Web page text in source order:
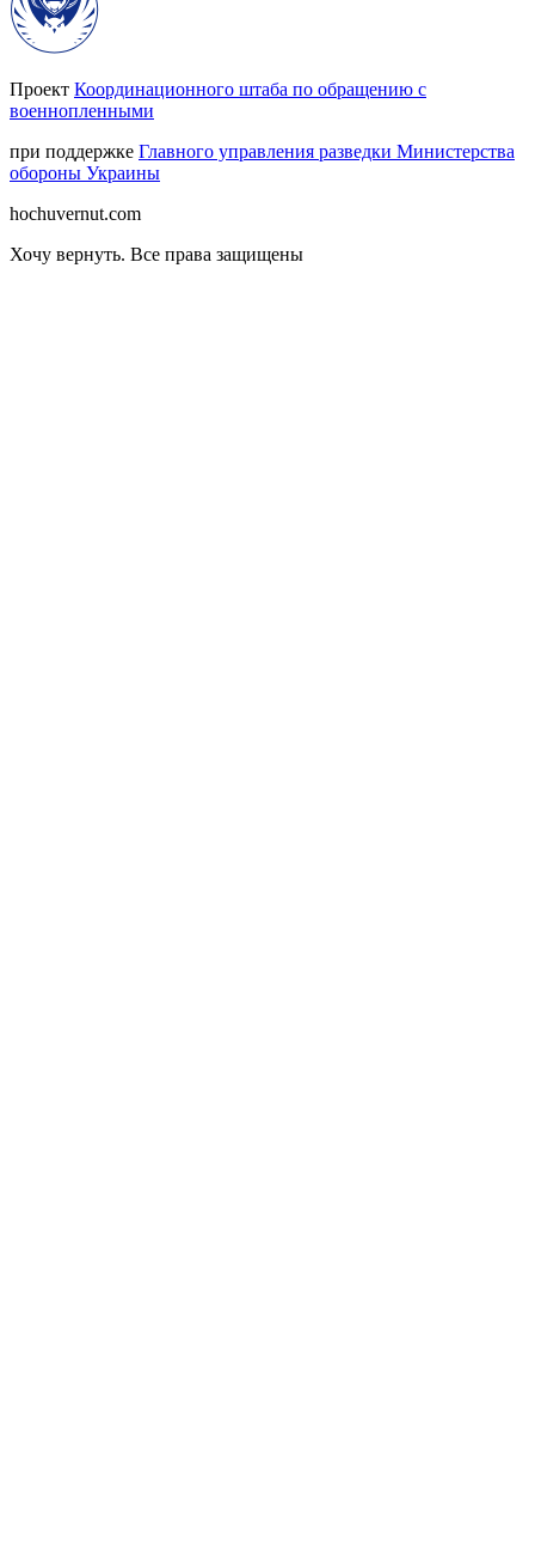
Проект Координационного штаба по обращению с
военнопленными
при поддержке Главного управления разведки Министерства
обороны Украины
hochuvernut.com
Хочу вернуть. Все права защищены